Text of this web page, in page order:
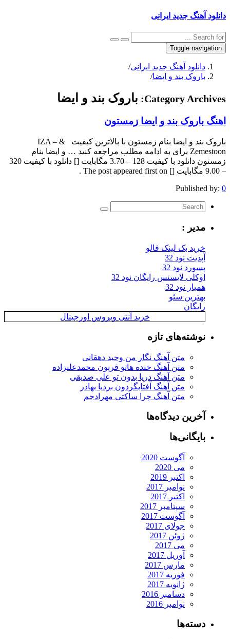
دانلود آهنگ جدید ایرانی
Toggle navigation
دانلود آهنگ جدید ایرانی/
باروک بند و ایضا/
Category Archives: باروک بند و ایضا
اهنگ باروک بند و ایضا زمستون
باروک بند و ایضا بنام زمستون با بالاترین کیفیت & IZA –
Zemestoon برای به ادامه مطلب مراجعه کنید … و ایضا بنام
زمستون دانلود با کیفیت 128 – 3.70 مگابایت [] دانلود با کیفیت 320
– 9.00 مگابایت [] The post appeared first on .
Published by: 0
مدیر :
خرید بک لینک فالو
آپدیت نود 32
پسورد نود 32
اوکلی لایسنس رایگان نود 32
همیار نود 32
بهترین سئو
رایگان
خرید آنتی ویروس اورجینال
نوشته‌های تازه
متن آهنگ نگار من وحید دهقانی
متن آهنگ خنده هاتو قربون محمدعلیزاده
متن آهنگ دریا بدون تو علی صدیقی
متن آهنگ آفتابگردون بردیا بهادر
متن آهنگ چرا ساکتی مهرادجم
آخرین دیدگاه‌ها
بایگانی‌ها
آگوست 2020
می 2020
اکتبر 2019
نوامبر 2017
اکتبر 2017
سپتامبر 2017
آگوست 2017
جولای 2017
ژوئن 2017
می 2017
آوریل 2017
مارس 2017
فوریه 2017
ژانویه 2017
دسامبر 2016
نوامبر 2016
دسته‌ها